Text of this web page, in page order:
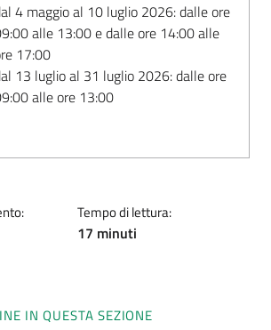
4 maggio al 10 luglio 2026: dalle ore
alle 13:00 e dalle ore 14:00 alle
17:00
13 luglio al 31 luglio 2026: dalle ore
alle ore 13:00
Tempo di lettura:
17 minuti
IN QUESTA SEZIONE